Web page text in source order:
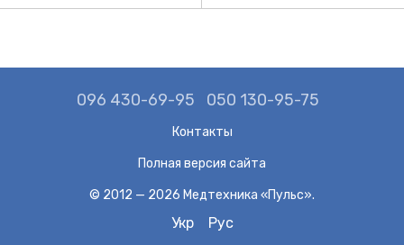
096 430-69-95 050 130-95-75
Контакты
Полная версия сайта
© 2012 — 2026 Медтехника «Пульс».
Укр Рус